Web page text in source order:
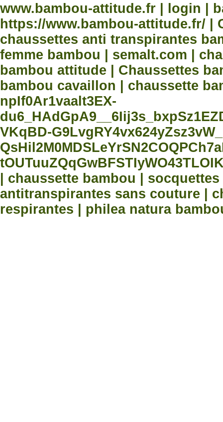
www.bambou-attitude.fr | login |
https://www.bambou-attitude.fr/ |
chaussettes anti transpirantes
femme bambou | semalt.com |
bambou attitude | Chaussettes
bambou cavaillon | chaussette
npIf0Ar1vaalt3EX-
VKqBD-
| chaussette bambou |
antitranspirantes sans couture |
respirantes | philea natura